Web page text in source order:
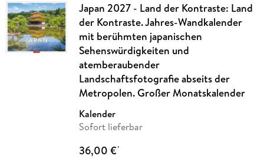
Japan 2027 - Land der Kontraste: Land
der Kontraste. Jahres-Wandkalender
mit berühmten japanischen
Sehenswürdigkeiten und
atemberaubender
Landschaftsfotografie abseits der
Metropolen. Großer Monatskalender
Kalender
Sofort lieferbar
36,00 €*